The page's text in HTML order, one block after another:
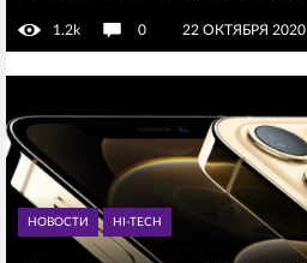
1.2k 0 22 ОКТЯБРЯ 2020
НОВОСТИ HI-TECH